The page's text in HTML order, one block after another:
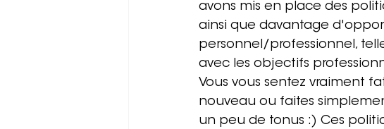
avons mis en place des
ainsi que davantage
personnel/professionnel,
avec les objectifs
Vous vous sentez vraiment
nouveau ou faites
un peu de tonus :) Ces